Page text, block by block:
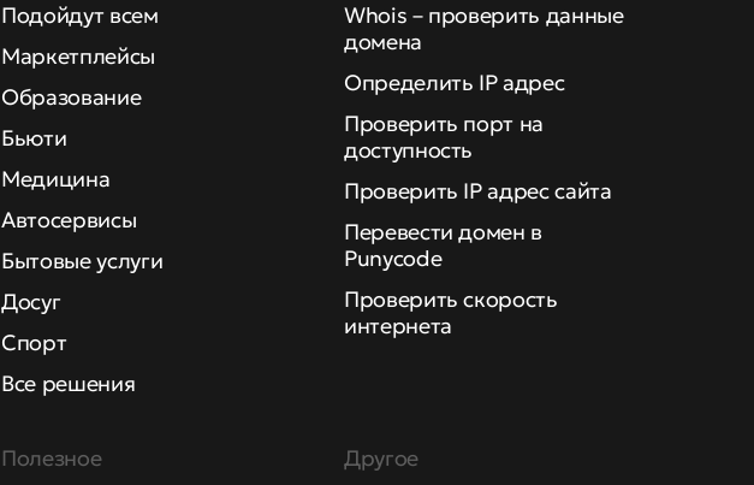
Подойдут всем
Маркетплейсы
Образование
Бьюти
Медицина
Автосервисы
Бытовые услуги
Досуг
Спорт
Все решения
Whois – проверить данные
домена
Определить IP адрес
Проверить порт на
доступность
Проверить IP адрес сайта
Перевести домен в
Punycode
Проверить скорость
интернета
Полезное Другое